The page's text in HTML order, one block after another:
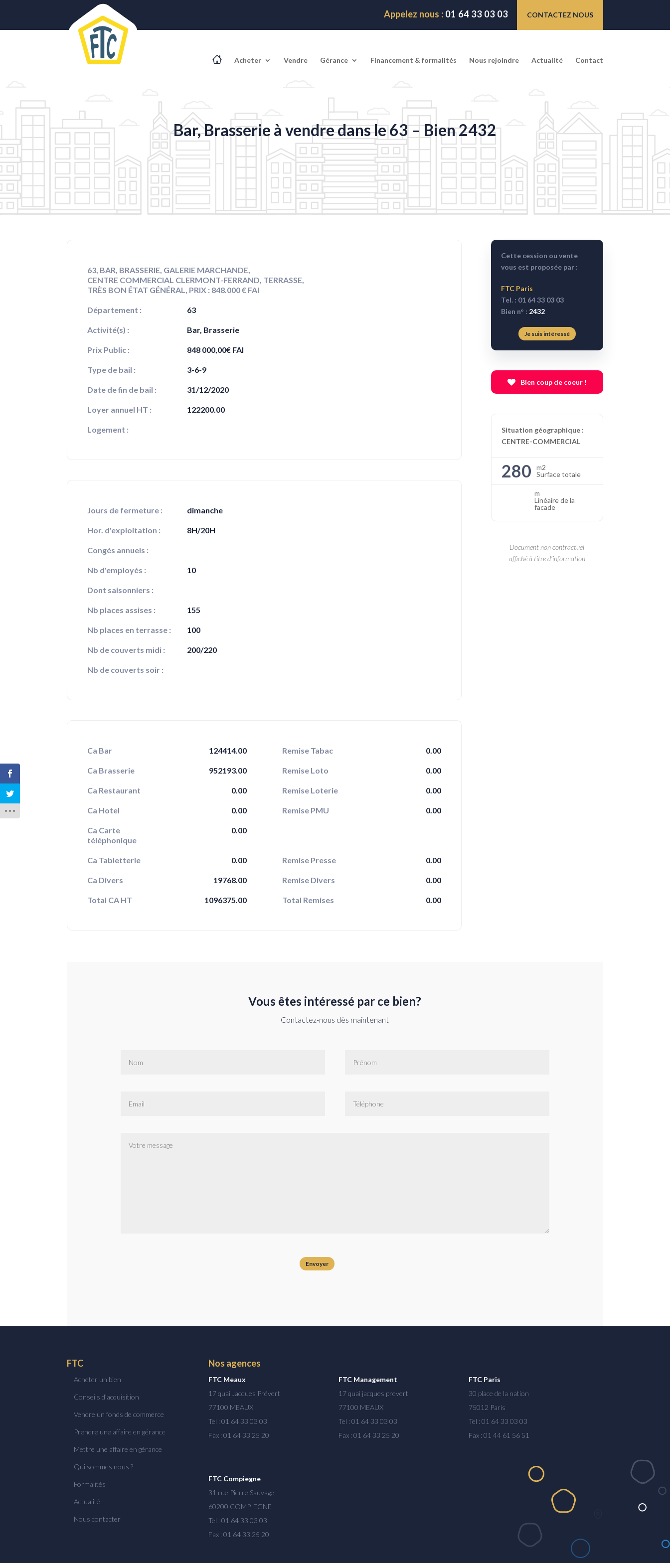
Appelez nous :01 64 33 03 03 CONTACTEZ NOUS
Acheter Vendre Gérance Financement & formalités Nous rejoindre Actualité Contact
Bar, Brasserie à vendre dans le 63 – Bien 2432
63, BAR, BRASSERIE, GALERIE MARCHANDE,
CENTRE COMMERCIAL CLERMONT-FERRAND, TERRASSE,
TRÈS BON ÉTAT GÉNÉRAL, PRIX : 848.000 € FAI
Département : 63
Activité(s) : Bar, Brasserie
Prix Public : 848 000,00€ FAI
Type de bail : 3-6-9
Date de fin de bail : 31/12/2020
Loyer annuel HT : 122200.00
Logement :
Jours de fermeture : dimanche
Hor. d'exploitation : 8H/20H
Congés annuels :
Nb d'employés : 10
Dont saisonniers :
Nb places assises : 155
Nb places en terrasse : 100
Nb de couverts midi : 200/220
Nb de couverts soir :
Ca Bar 124414.00 Remise Tabac 0.00
Ca Brasserie 952193.00 Remise Loto 0.00
Ca Restaurant 0.00 Remise Loterie 0.00
Ca Hotel 0.00 Remise PMU 0.00
Ca Carte
téléphonique
0.00
Ca Tabletterie 0.00 Remise Presse 0.00
Ca Divers 19768.00 Remise Divers 0.00
Total CA HT 1096375.00 Total Remises 0.00
Cette cession ou vente
vous est proposée par :
FTC Paris
Tel. : 01 64 33 03 03
Bien n° : 2432
Je suis intéressé
Bien coup de coeur !
Situation géographique :
CENTRE-COMMERCIAL
280
m2
Surface totale
m
Linéaire de la
facade
Document non contractuel
affiché à titre d'information
Vous êtes intéressé par ce bien?
Contactez-nous dès maintenant
FTC
Acheter un bien
Conseils d’acquisition
Vendre un fonds de commerce
Prendre une affaire en gérance
Mettre une affaire en gérance
Qui sommes nous ?
Formalités
Actualité
Nous contacter
Nos agences
FTC Meaux
17 quai Jacques Prévert
77100 MEAUX
Tel : 01 64 33 03 03
Fax : 01 64 33 25 20
FTC Management
17 quai jacques prevert
77100 MEAUX
Tel : 01 64 33 03 03
Fax : 01 64 33 25 20
FTC Paris
30 place de la nation
75012 Paris
Tel : 01 64 33 03 03
Fax : 01 44 61 56 51
FTC Compiegne
31 rue Pierre Sauvage
60200 COMPIEGNE
Tel : 01 64 33 03 03
Fax : 01 64 33 25 20